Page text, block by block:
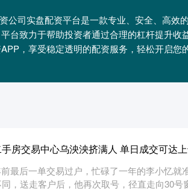
公司实盘配资平台是一款专业、安全、高效
台致力于帮助投资者通过合理的杠杆提升收
，享受稳定透明的配资服务，轻松开启您
房交易中心乌泱泱挤满人 单日成交可达上
最后一单交易过户，忙碌了一年的李小忆就
，送走客户后，他再次取号，径直走向30号